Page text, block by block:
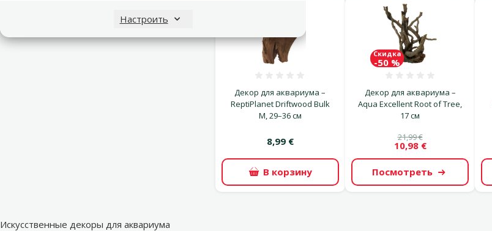
Настроить
Декор для аквариума –
ReptiPlanet Driftwood Bulk
M, 29–36 см
8,99 €
В корзину
Декор для аквариума –
Aqua Excellent Root of Tree,
17 см
21,99 €
10,98 €
Скидка
-50 %
Посмотреть
Искусственные декоры для аквариума